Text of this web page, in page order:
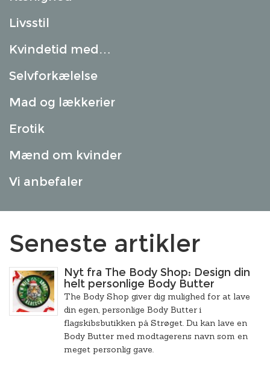
Livsstil
Kvindetid med…
Selvforkælelse
Mad og lækkerier
Erotik
Mænd om kvinder
Vi anbefaler
Seneste artikler
Nyt fra The Body Shop: Design din
helt personlige Body Butter
The Body Shop giver dig mulighed for at lave
din egen, personlige Body Butter i
flagskibsbutikken på Strøget. Du kan lave en
Body Butter med modtagerens navn som en
meget personlig gave.